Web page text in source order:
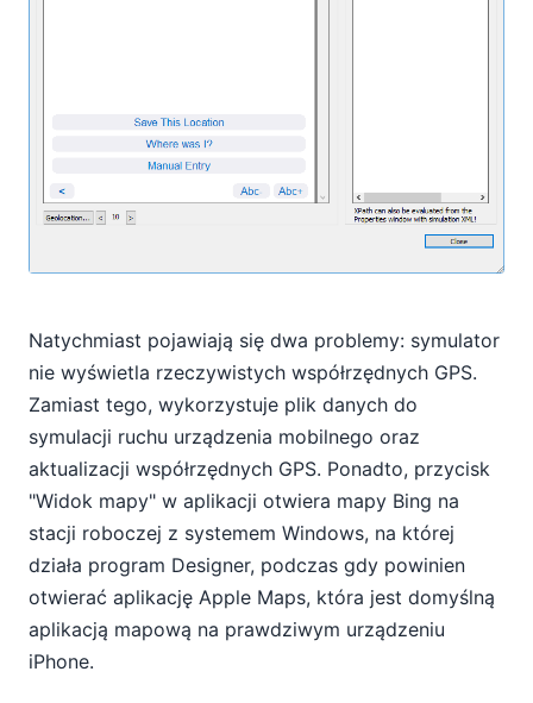
Natychmiast pojawiają się dwa problemy: symulator
nie wyświetla rzeczywistych współrzędnych GPS.
Zamiast tego, wykorzystuje plik danych do
symulacji ruchu urządzenia mobilnego oraz
aktualizacji współrzędnych GPS. Ponadto, przycisk
"Widok mapy" w aplikacji otwiera mapy Bing na
stacji roboczej z systemem Windows, na której
działa program Designer, podczas gdy powinien
otwierać aplikację Apple Maps, która jest domyślną
aplikacją mapową na prawdziwym urządzeniu
iPhone.